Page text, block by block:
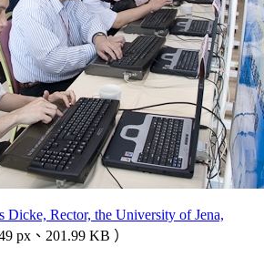
Dicke, Rector, the University of Jena,
px、201.99 KB ）